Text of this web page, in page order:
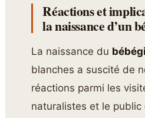
Réactions et
la naissance d’un
La naissance du
blanches a suscité de
réactions parmi les
naturalistes et le public